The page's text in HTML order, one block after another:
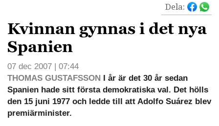
Dela:
Kvinnan gynnas i det nya
Spanien
07 dec 2007 | 07:44
THOMAS GUSTAFSSON I år är det 30 år sedan
Spanien hade sitt första demokratiska val. Det hölls
den 15 juni 1977 och ledde till att Adolfo Suárez blev
premiärminister.